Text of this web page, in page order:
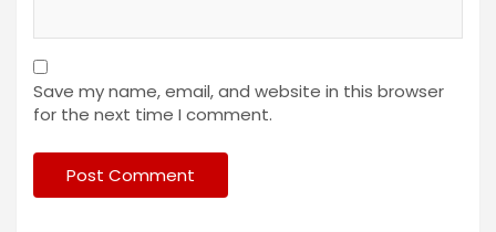
Save my name, email, and website in this browser
for the next time I comment.